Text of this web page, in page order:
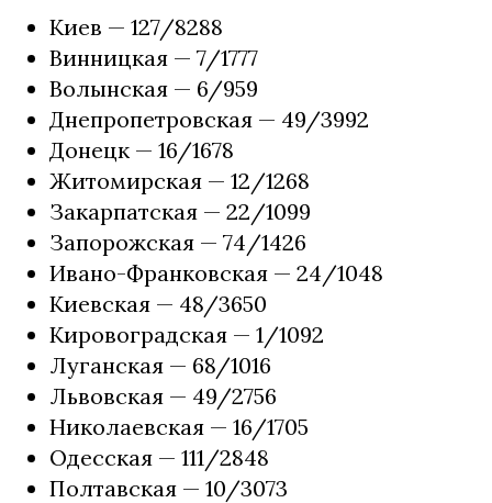
Киев — 127/8288
Винницкая — 7/1777
Волынская — 6/959
Днепропетровская — 49/3992
Донецк — 16/1678
Житомирская — 12/1268
Закарпатская — 22/1099
Запорожская — 74/1426
Ивано-Франковская — 24/1048
Киевская — 48/3650
Кировоградская — 1/1092
Луганская — 68/1016
Львовская — 49/2756
Николаевская — 16/1705
Одесская — 111/2848
Полтавская — 10/3073